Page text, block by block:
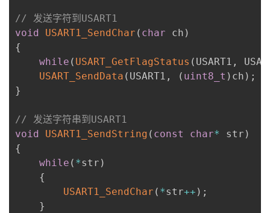
// 发送字符到USART1
void
USART1_SendChar ( char ch )
{
while ( USART_GetFlagStatus ( USART1 ,
USART_SendData ( USART1 , ( uint8_t ) ch ) ;
}
// 发送字符串到USART1
void
USART1_SendString ( const char* str )
{
while ( *str )
{
USART1_SendChar ( *str++ ) ;
}